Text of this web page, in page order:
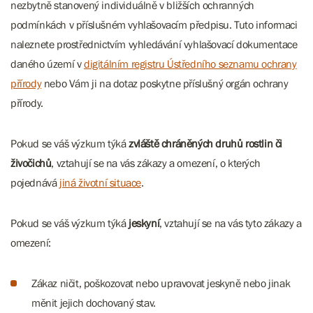
nezbytně stanovený individuálně v bližších ochranných
podmínkách v příslušném vyhlašovacím předpisu. Tuto informaci
naleznete prostřednictvím vyhledávání vyhlašovací dokumentace
daného území vdigitálním registru Ústředního seznamu ochrany
přírodynebo Vám ji na dotaz poskytne příslušný orgán ochrany
přírody.
Pokud se váš výzkum týkázvláště chráněných druhů rostlin či
živočichů, vztahují se na vás zákazy a omezení, o kterých
pojednává jiná životní situace.
Pokud se váš výzkum týká jeskyní, vztahují se na vás tyto zákazy a
omezení:
Zákaz ničit, poškozovat nebo upravovat jeskyně nebo jinak
měnit jejich dochovaný stav.